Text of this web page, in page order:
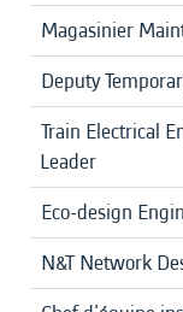
Magasinier
Deputy
Train Electrical
Leader
Eco-design
N&T Network